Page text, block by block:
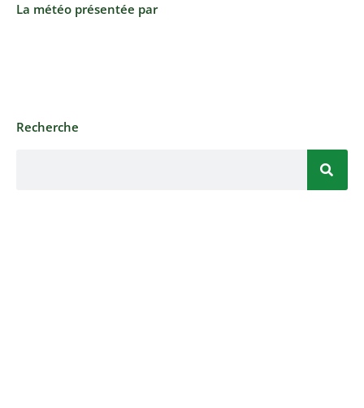
La météo présentée par
Recherche